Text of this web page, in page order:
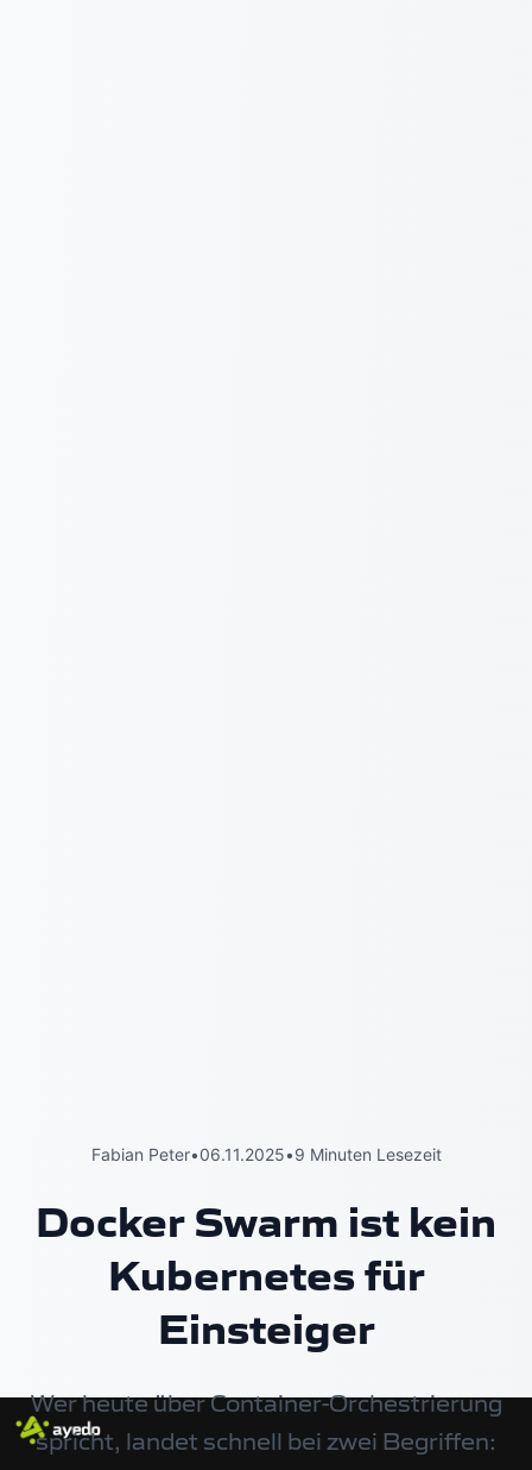
Fabian Peter•06.11.2025•9 Minuten Lesezeit
Docker Swarm ist kein
Kubernetes für
Einsteiger
Wer heute über Container-Orchestrierung
spricht, landet schnell bei zwei Begriffen: